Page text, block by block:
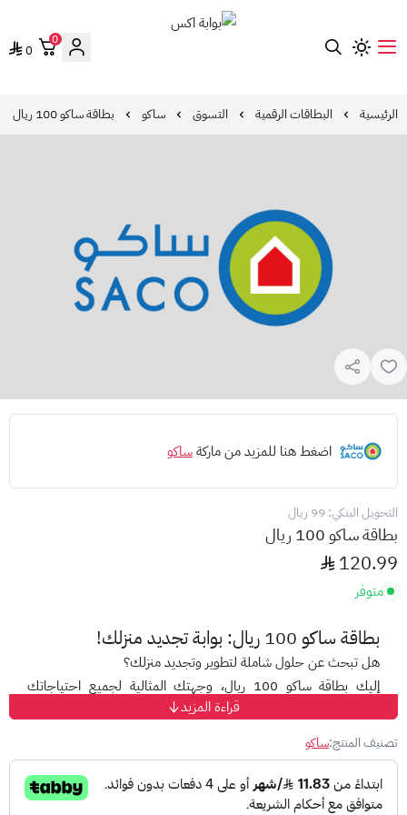
0
0
الرئيسية البطاقات الرقمية التسوق ساكو بطاقة ساكو 100 ريال
اضغط هنا للمزيد من ماركةساكو
التحويل البنكي: 99 ريال
بطاقة ساكو 100 ريال
120.99
متوفر
بطاقة ساكو 100 ريال: بوابة تجديد منزلك!
هل تبحث عن حلول شاملة لتطوير وتجديد منزلك؟
إليك بطاقة ساكو 100 ريال، وجهتك المثالية لجميع احتياجاتك
مع ساكو، أكبر متجر لتطوير المنزل في المملكة العربية السعودية،
ستتمكن من:
الاستفادة من تشكيلة واسعة من المنتجات عالية الجودة:من
قراءة المزيد
تصنيف المنتج:ساكو